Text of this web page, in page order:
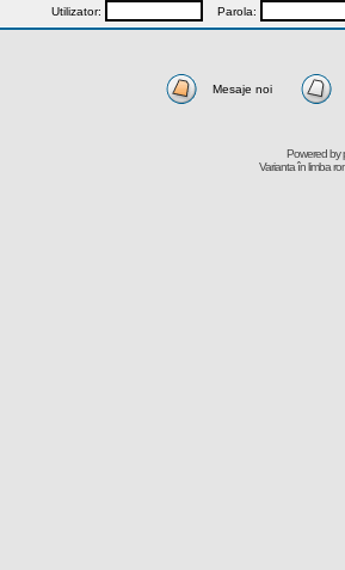
Utilizator: Parola:
Mesaje noi
Powered by
Varianta în limba